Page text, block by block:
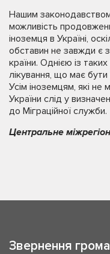
Нашим
можливість
іноземця в Україні,
обставин не завжди є
країни. Однією із
лікування, що має
Усім іноземцям, які не
України слід у
до Міграційної служби.
Центральне
Звернення